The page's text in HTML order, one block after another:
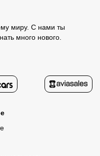
миру. С нами ты
много нового.